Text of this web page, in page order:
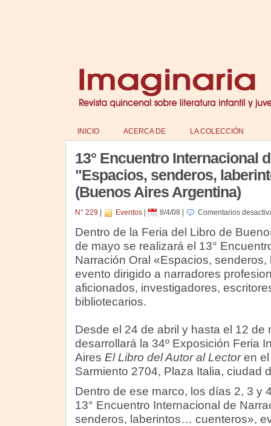
INICIO ACERCA DE LA COLECCIÓN
13° Encuentro Internacional
"Espacios, senderos,
(Buenos Aires Argentina)
N° 229 Eventos| 8/4/08 Comentarios
Dentro de la Feria del Libro de
de mayo se realizará el 13°
Narración Oral «Espacios,
evento dirigido a narradores
aficionados, investigadores,
bibliotecarios.
Desde el 24 de abril y hasta el 12 de
desarrollará la 34º Exposición Feria
Aires El Libro del Autor al Lectoren el
Sarmiento 2704, Plaza Italia, ciudad
Dentro de ese marco, los días 2, 3 y
13° Encuentro Internacional de
senderos, laberintos… cuenteros»,